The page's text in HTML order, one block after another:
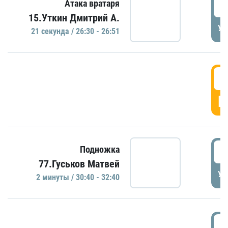
Атака вратаря
15.Уткин Дмитрий А.
21 секундa / 26:30 - 26:51
Подножка
77.Гуськов Матвей
2 минуты / 30:40 - 32:40